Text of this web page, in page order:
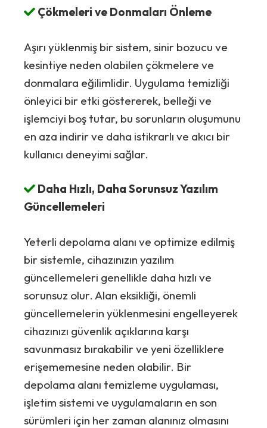
Çökmeleri ve Donmaları Önleme
Aşırı yüklenmiş bir sistem, sinir bozucu ve
kesintiye neden olabilen çökmelere ve
donmalara eğilimlidir. Uygulama temizliği
önleyici bir etki göstererek, belleği ve
işlemciyi boş tutar, bu sorunların oluşumunu
en aza indirir ve daha istikrarlı ve akıcı bir
kullanıcı deneyimi sağlar.
Daha Hızlı, Daha Sorunsuz Yazılım
Güncellemeleri
Yeterli depolama alanı ve optimize edilmiş
bir sistemle, cihazınızın yazılım
güncellemeleri genellikle daha hızlı ve
sorunsuz olur. Alan eksikliği, önemli
güncellemelerin yüklenmesini engelleyerek
cihazınızı güvenlik açıklarına karşı
savunmasız bırakabilir ve yeni özelliklere
erişememesine neden olabilir. Bir
depolama alanı temizleme uygulaması,
işletim sistemi ve uygulamaların en son
sürümleri için her zaman alanınız olmasını